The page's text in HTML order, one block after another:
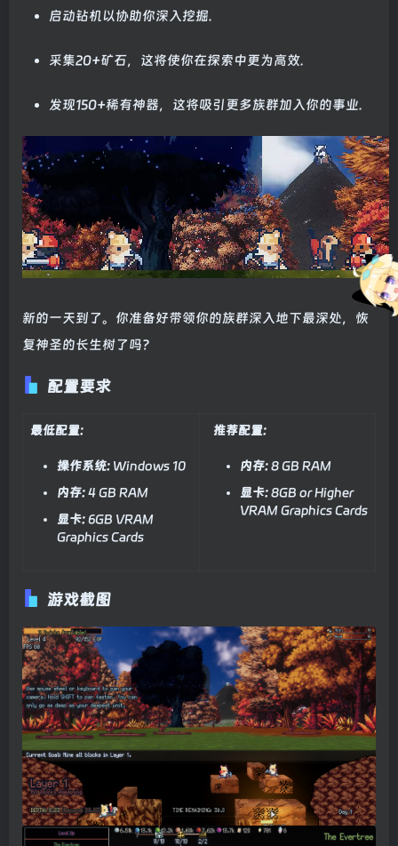
启动钻机以协助你深入挖掘.
采集20+矿石，这将使你在探索中更为高效.
发现150+稀有神器，这将吸引更多族群加入你的事业.
新的一天到了。你准备好带领你的族群深入地下最深处，恢
复神圣的长生树了吗？
配置要求
最低配置:
操作系统: Windows 10
内存:4 GB RAM
显卡:6GB VRAM
Graphics Cards
推荐配置:
内存:8 GB RAM
显卡:8GB or Higher
VRAM Graphics Cards
游戏截图